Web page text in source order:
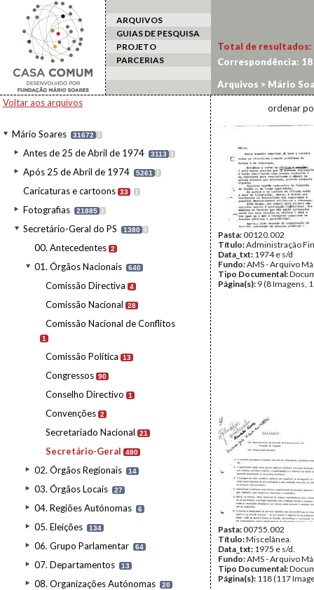
ARQUIVOS
GUIAS DE PESQUISA
PROJETO
PARCERIAS
Voltar aos arquivos
Mário Soares 31672 I
Antes de 25 de Abril de 1974 3113 I
Após 25 de Abril de 1974 5261 I
Caricaturas e cartoons 33 I
Fotografias 21885 I
Secretário-Geral do PS 1380 I
00. Antecedentes 2
01. Órgãos Nacionais 640
Comissão Directiva 4
Comissão Nacional 28
Comissão Nacional de Conflitos
1
Comissão Política 13
Congressos 90
Conselho Directivo 1
Convenções 2
Secretariado Nacional 21
Secretário-Geral 480
02. Órgãos Regionais 14
03. Órgãos Locais 27
04. Regiões Autónomas 6
05. Eleições 134
06. Grupo Parlamentar 64
07. Departamentos 13
08. Organizações Autónomas 20
Total de resultados:
Correspondência: 18
Arquivos > Mário
ordenar
Pasta:00120.002
Título:Administração
Data_txt: 1974 e s/d
Fundo:AMS - Arquivo
Tipo Documental:
Página(s): 9 (8 Imagens,
Pasta:00755.002
Título:Miscelânea.
Data_txt: 1975 e s/d.
Fundo:AMS - Arquivo
Tipo Documental:
Página(s): 118 (117